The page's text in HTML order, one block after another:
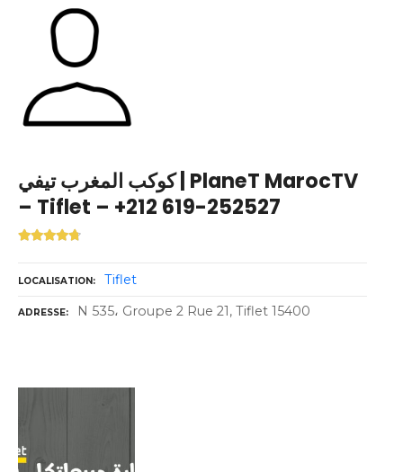
كوكب المغرب تيفي | PlaneT MarocTV
– Tiflet – +212 619-252527
LOCALISATION Tiflet
ADRESSE N 535، Groupe 2 Rue 21, Tiflet 15400